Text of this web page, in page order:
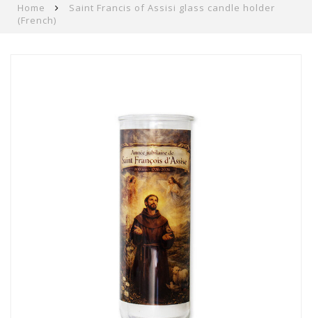
Home
Saint Francis of Assisi glass candle holder
(French)